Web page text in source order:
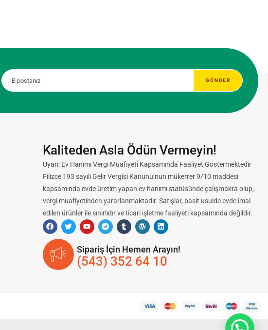
Kaliteden Asla Ödün Vermeyin!
Uyarı: Ev Hanımı Vergi Muafiyeti Kapsamında Faaliyet Göstermektedir
Filizce 193 sayılı Gelir Vergisi Kanunu’nun mükerrer 9/10 maddesi
kapsamında evde üretim yapan ev hanımı statüsünde çalışmakta olup,
vergi muafiyetinden yararlanmaktadır. Satışlar, basit usulde evde imal
edilen ürünler ile sınırlıdır ve ticari işletme faaliyeti kapsamında değildir.
Sipariş İçin Hemen Arayın!
(543) 352 64 10